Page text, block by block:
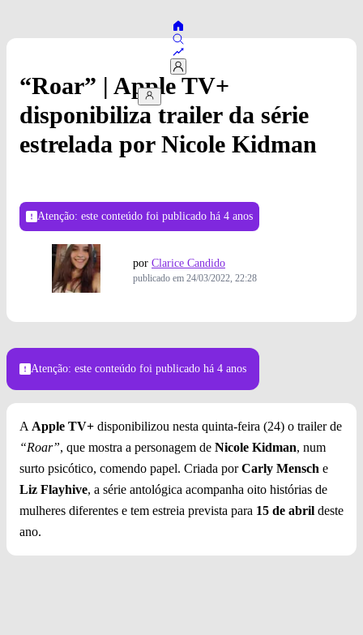
“Roar” | Apple TV+
disponibiliza trailer da série
estrelada por Nicole Kidman
Atenção: este conteúdo foi publicado há 4 anos
por Clarice Candido
publicado em 24/03/2022, 22:28
Atenção: este conteúdo foi publicado há 4 anos
A Apple TV+ disponibilizou nesta quinta-feira (24) o trailer de
“Roar”, que mostra a personagem de Nicole Kidman, num
surto psicótico, comendo papel. Criada porCarly Mensch e
Liz Flayhive, a série antológica acompanha oito histórias de
mulheres diferentes e tem estreia prevista para 15 de abril deste
ano.